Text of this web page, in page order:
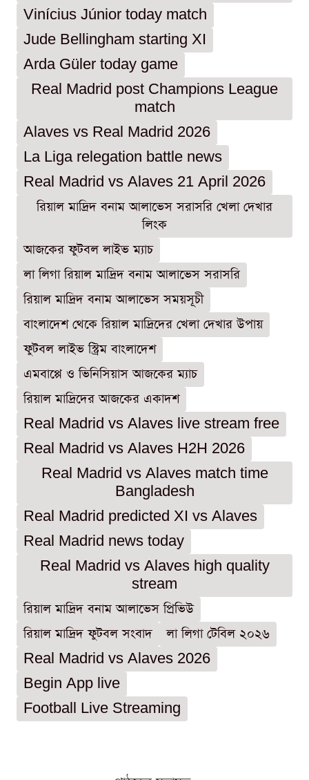
Vinícius Júnior today match
Jude Bellingham starting XI
Arda Güler today game
Real Madrid post Champions League
match
Alaves vs Real Madrid 2026
La Liga relegation battle news
Real Madrid vs Alaves 21 April 2026
রিয়াল মাদ্রিদ বনাম আলাভেস সরাসরি খেলা দেখার
লিংক
আজকের ফুটবল লাইভ ম্যাচ
লা লিগা রিয়াল মাদ্রিদ বনাম আলাভেস সরাসরি
রিয়াল মাদ্রিদ বনাম আলাভেস সময়সূচী
বাংলাদেশ থেকে রিয়াল মাদ্রিদের খেলা দেখার উপায়
ফুটবল লাইভ স্ট্রিম বাংলাদেশ
এমবাপ্পে ও ভিনিসিয়াস আজকের ম্যাচ
রিয়াল মাদ্রিদের আজকের একাদশ
Real Madrid vs Alaves live stream free
Real Madrid vs Alaves H2H 2026
Real Madrid vs Alaves match time
Bangladesh
Real Madrid predicted XI vs Alaves
Real Madrid news today
Real Madrid vs Alaves high quality
stream
রিয়াল মাদ্রিদ বনাম আলাভেস প্রিভিউ
রিয়াল মাদ্রিদ ফুটবল সংবাদ
লা লিগা টেবিল ২০২৬
Real Madrid vs Alaves 2026
Begin App live
Football Live Streaming